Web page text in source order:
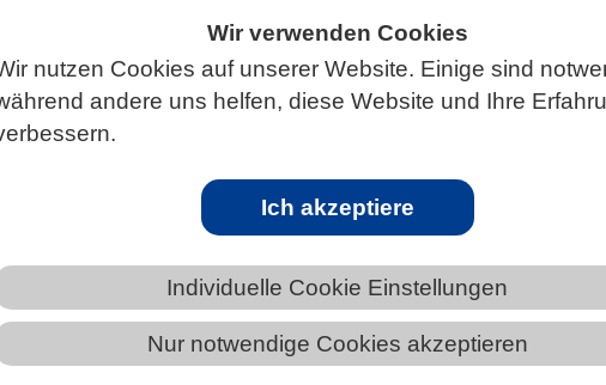
Wir verwenden Cookies
nutzen Cookies auf unserer Website. Einige sind
andere uns helfen, diese Website und Ihre
Ich akzeptiere
Individuelle Cookie Einstellungen
Nur notwendige Cookies akzeptieren
die Virenforschung
von Viren in Zellen kann nun mit bislang